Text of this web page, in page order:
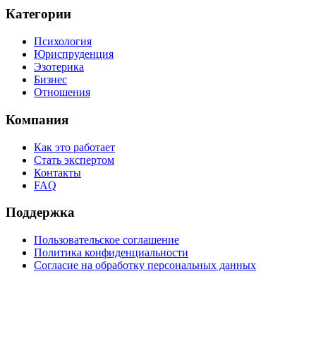
Категории
Психология
Юриспруденция
Эзотерика
Бизнес
Отношения
Компания
Как это работает
Стать экспертом
Контакты
FAQ
Поддержка
Пользовательское соглашение
Политика конфиденциальности
Согласие на обработку персональных данных